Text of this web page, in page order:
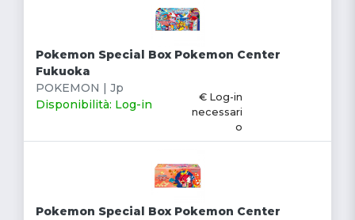
Pokemon Special Box Pokemon Center
Fukuoka
POKEMON | Jp
Disponibilità: Log-in
€ Log-in
necessari
o
Pokemon Special Box Pokemon Center